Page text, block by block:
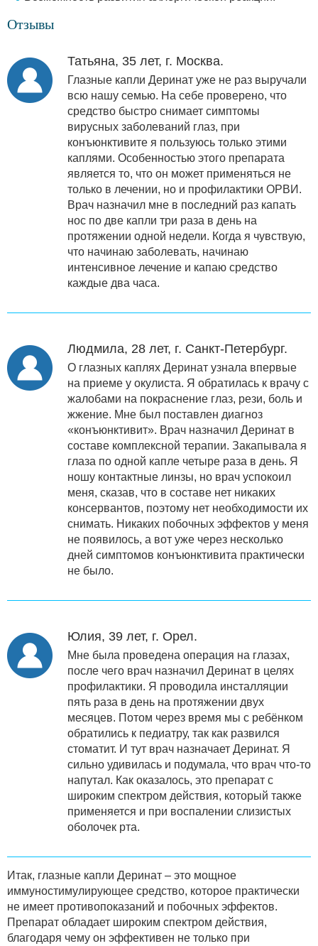
Отзывы
Татьяна, 35 лет, г. Москва.
Глазные капли Деринат уже не раз выручали
всю нашу семью. На себе проверено, что
средство быстро снимает симптомы
вирусных заболеваний глаз, при
конъюнктивите я пользуюсь только этими
каплями. Особенностью этого препарата
является то, что он может применяться не
только в лечении, но и профилактики ОРВИ.
Врач назначил мне в последний раз капать
нос по две капли три раза в день на
протяжении одной недели. Когда я чувствую,
что начинаю заболевать, начинаю
интенсивное лечение и капаю средство
каждые два часа.
Людмила, 28 лет, г. Санкт-Петербург.
О глазных каплях Деринат узнала впервые
на приеме у окулиста. Я обратилась к врачу с
жалобами на покраснение глаз, рези, боль и
жжение. Мне был поставлен диагноз
«конъюнктивит». Врач назначил Деринат в
составе комплексной терапии. Закапывала я
глаза по одной капле четыре раза в день. Я
ношу контактные линзы, но врач успокоил
меня, сказав, что в составе нет никаких
консервантов, поэтому нет необходимости их
снимать. Никаких побочных эффектов у меня
не появилось, а вот уже через несколько
дней симптомов конъюнктивита практически
не было.
Юлия, 39 лет, г. Орел.
Мне была проведена операция на глазах,
после чего врач назначил Деринат в целях
профилактики. Я проводила инсталляции
пять раза в день на протяжении двух
месяцев. Потом через время мы с ребёнком
обратились к педиатру, так как развился
стоматит. И тут врач назначает Деринат. Я
сильно удивилась и подумала, что врач что-то
напутал. Как оказалось, это препарат с
широким спектром действия, который также
применяется и при воспалении слизистых
оболочек рта.
Итак, глазные капли Деринат – это мощное
иммуностимулирующее средство, которое практически
не имеет противопоказаний и побочных эффектов.
Препарат обладает широким спектром действия,
благодаря чему он эффективен не только при